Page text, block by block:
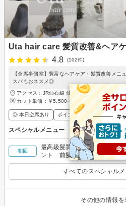
Uta hair care 髪質改善&ヘア
4.8
(102件)
【全席半個室】豊富なヘアケア・髪質改善メニ
スパもおススメ◎
アクセス：JR仙石線 仙台駅 徒歩15分、仙台
カット単価： ￥5,500～
◎ 本日空席あり ポイントが貯まる・使える
スペシャルメニュー
初回
最高級髪質改善トリートメン
ント 前髪カット付き
すべてのスペシャル
その他の情報を